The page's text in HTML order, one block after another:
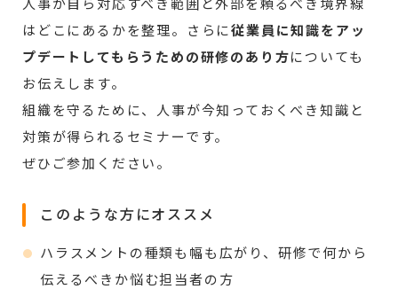
人事が自ら対応すべき範囲と外部を頼るべき境界線
はどこにあるかを整理。さらに従業員に知識をアッ
プデートしてもらうための研修のあり方についても
お伝えします。
組織を守るために、人事が今知っておくべき知識と
対策が得られるセミナーです。
ぜひご参加ください。
このような方にオススメ
ハラスメントの種類も幅も広がり、研修で何から
伝えるべきか悩む担当者の方